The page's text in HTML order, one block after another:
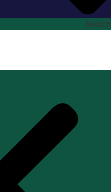
Search